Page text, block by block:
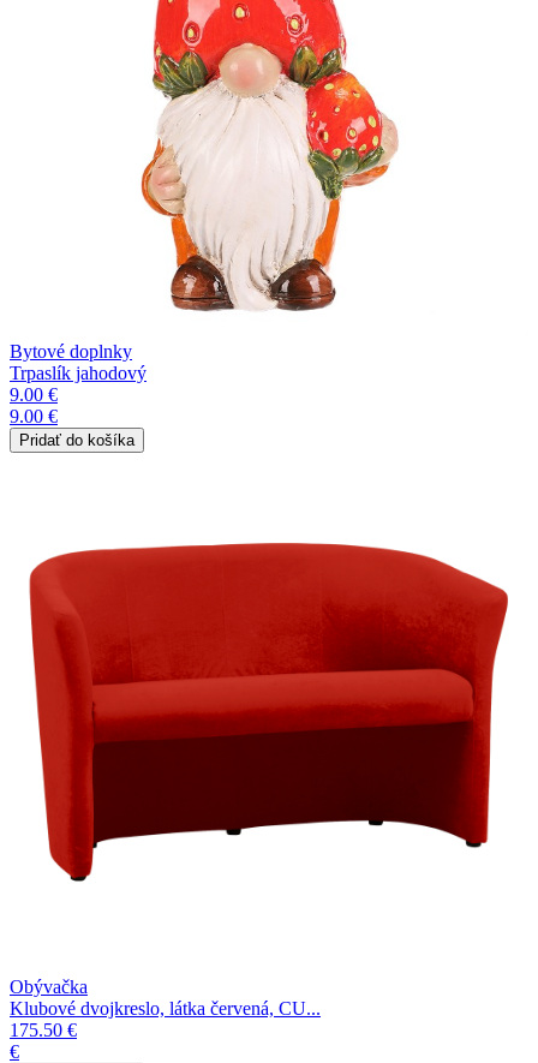
Bytové doplnky
Trpaslík jahodový
9.00 €
9.00 €
Obývačka
Klubové dvojkreslo, látka červená, CU...
175.50 €
€